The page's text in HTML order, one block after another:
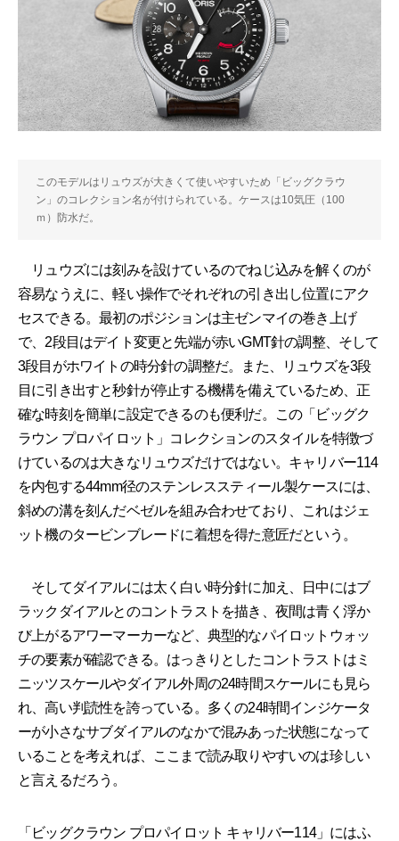
このモデルはリュウズが大きくて使いやすいため「ビッグクラウ
ン」のコレクション名が付けられている。ケースは10気圧（100
ｍ）防水だ。
リュウズには刻みを設けているのでねじ込みを解くのが
容易なうえに、軽い操作でそれぞれの引き出し位置にアク
セスできる。最初のポジションは主ゼンマイの巻き上げ
で、2段目はデイト変更と先端が赤いGMT針の調整、そして
3段目がホワイトの時分針の調整だ。また、リュウズを3段
目に引き出すと秒針が停止する機構を備えているため、正
確な時刻を簡単に設定できるのも便利だ。この「ビッグク
ラウン プロパイロット」コレクションのスタイルを特徴づ
けているのは大きなリュウズだけではない。キャリバー114
を内包する44mm径のステンレススティール製ケースには、
斜めの溝を刻んだベゼルを組み合わせており、これはジェ
ット機のタービンブレードに着想を得た意匠だという。
そしてダイアルには太く白い時分針に加え、日中にはブ
ラックダイアルとのコントラストを描き、夜間は青く浮か
び上がるアワーマーカーなど、典型的なパイロットウォッ
チの要素が確認できる。はっきりとしたコントラストはミ
ニッツスケールやダイアル外周の24時間スケールにも見ら
れ、高い判読性を誇っている。多くの24時間インジケータ
ーが小さなサブダイアルのなかで混みあった状態になって
いることを考えれば、ここまで読み取りやすいのは珍しい
と言えるだろう。
「ビッグクラウン プロパイロット キャリバー114」にはふ